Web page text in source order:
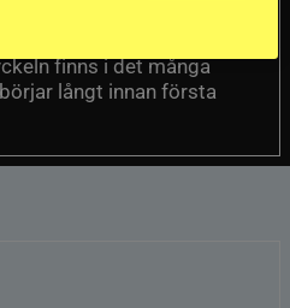
finns i det många
långt innan första